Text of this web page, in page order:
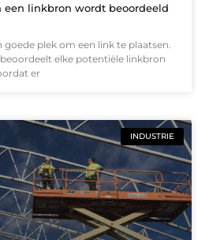
een linkbron wordt beoordeeld
goede plek om een link te plaatsen.
elke potentiële linkbron
er
INDUSTRIE